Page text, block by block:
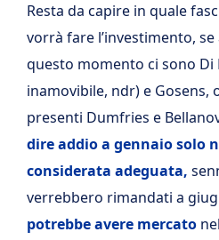
Resta da capire in quale
vorrà fare l’investimento,
questo momento ci sono
inamovibile, ndr) e Gosens,
presenti Dumfries e
dire addio a gennaio solo
considerata adeguata,
verrebbero rimandati a
potrebbe avere mercato